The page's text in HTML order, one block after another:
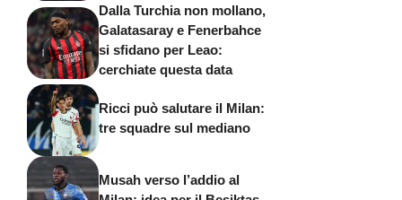
si sfidano per Leao:
cerchiate questa data
Ricci può salutare il Milan:
tre squadre sul mediano